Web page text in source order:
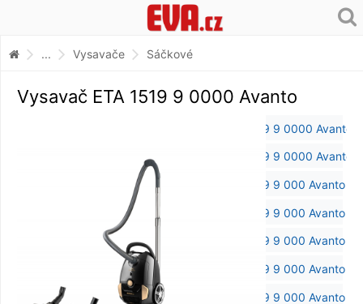
... Vysavače Sáčkové
Vysavač ETA 1519 9 0000 Avanto